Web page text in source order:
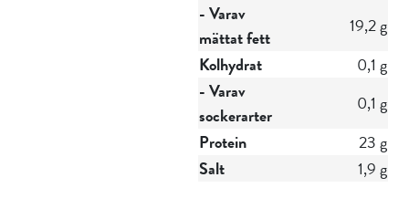
- Varav
mättat fett
19,2 g
Kolhydrat
0,1 g
- Varav
sockerarter
0,1 g
Protein
23 g
Salt
1,9 g